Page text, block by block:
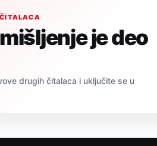
je deo
drugih čitalaca i uključite se u